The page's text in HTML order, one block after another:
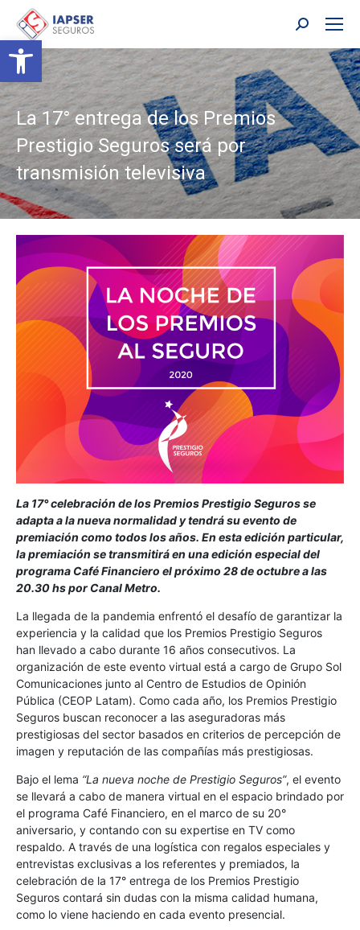
Abrir barra de herramientas
Buscar:
La 17° entrega de los Premios
Prestigio Seguros será por
transmisión televisiva
La 17° celebración de los Premios Prestigio Seguros se
adapta a la nueva normalidad y tendrá su evento de
premiación como todos los años. En esta edición particular,
la premiación se transmitirá en una edición especial del
programa Café Financiero el próximo 28 de octubre a las
20.30 hs por Canal Metro.
La llegada de la pandemia enfrentó el desafío de garantizar la
experiencia y la calidad que los Premios Prestigio Seguros
han llevado a cabo durante 16 años consecutivos. La
organización de este evento virtual está a cargo de Grupo Sol
Comunicaciones junto al Centro de Estudios de Opinión
Pública (CEOP Latam). Como cada año, los Premios Prestigio
Seguros buscan reconocer a las aseguradoras más
prestigiosas del sector basados en criterios de percepción de
imagen y reputación de las compañías más prestigiosas.
Bajo el lema “La nueva noche de Prestigio Seguros”, el evento
se llevará a cabo de manera virtual en el espacio brindado por
el programa Café Financiero, en el marco de su 20°
aniversario, y contando con su expertise en TV como
respaldo. A través de una logística con regalos especiales y
entrevistas exclusivas a los referentes y premiados, la
celebración de la 17° entrega de los Premios Prestigio
Seguros contará sin dudas con la misma calidad humana,
como lo viene haciendo en cada evento presencial.